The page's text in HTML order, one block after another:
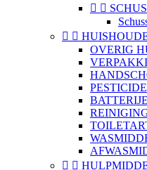
 
 
OVERIG
PESTICIDE
 